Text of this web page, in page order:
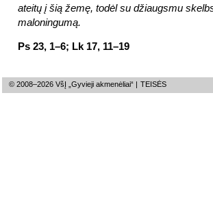
ateitų į šią žemę, todėl su džiaugsmu
maloningumą.
Ps 23, 1–6; Lk 17, 11–19
© 2008–2026 VšĮ „Gyvieji akmenėliai“ | TEISĖS